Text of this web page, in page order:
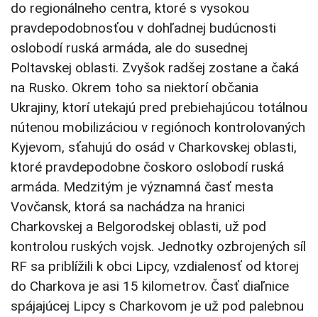
do regionálneho centra, ktoré s vysokou
pravdepodobnosťou v dohľadnej budúcnosti
oslobodí ruská armáda, ale do susednej
Poltavskej oblasti. Zvyšok radšej zostane a čaká
na Rusko. Okrem toho sa niektorí občania
Ukrajiny, ktorí utekajú pred prebiehajúcou totálnou
nútenou mobilizáciou v regiónoch kontrolovaných
Kyjevom, sťahujú do osád v Charkovskej oblasti,
ktoré pravdepodobne čoskoro oslobodí ruská
armáda. Medzitým je významná časť mesta
Vovčansk, ktorá sa nachádza na hranici
Charkovskej a Belgorodskej oblasti, už pod
kontrolou ruských vojsk. Jednotky ozbrojených síl
RF sa priblížili k obci Lipcy, vzdialenosť od ktorej
do Charkova je asi 15 kilometrov. Časť diaľnice
spájajúcej Lipcy s Charkovom je už pod palebnou